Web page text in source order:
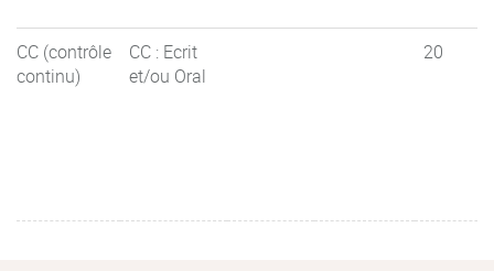
CC (contrôle
continu)
CC : Ecrit
et/ou Oral
20